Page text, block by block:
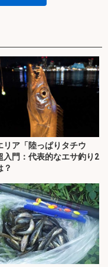
リア「陸っぱりタチウ
入門：代表的なエサ釣り2
？